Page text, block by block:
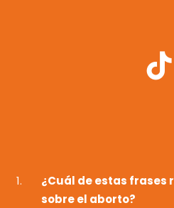
¿Cuál de estas
sobre el aborto?